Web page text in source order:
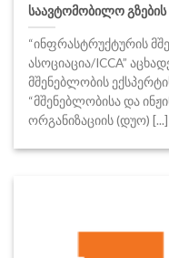
საავტომობილო გზების
“ინფრასტრუქტურის
ასოციაცია/ICCA”
მშენებლობის
“მშენებლობისა და
ორგანიზაციის (დუო) [...]